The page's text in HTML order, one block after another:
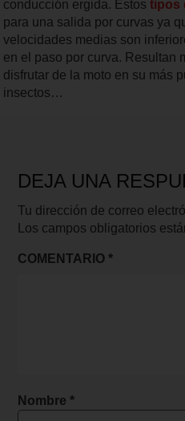
conducción ergida. Estostipos
para una salida por curvas ya
velocidades medias son
en el paso por curva. Resultan
disfrutar de la moto en su más
insectos…
DEJA UNA
Tu dirección de correo
Los campos obligatorios
COMENTARIO*
Nombre*